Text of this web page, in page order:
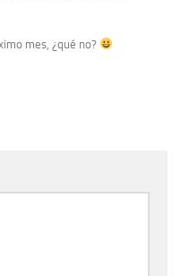
mes, ¿qué no?